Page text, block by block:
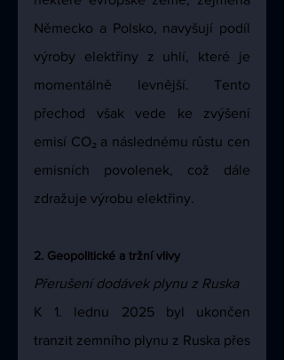
Německo a Polsko, navyšují podíl
výroby elektřiny z uhlí, které je
momentálně levnější. Tento
přechod však vede ke zvýšení
emisí CO₂ a následnému růstu cen
emisních povolenek, což dále
zdražuje výrobu elektřiny.
2. Geopolitické a tržní vlivy
Přerušení dodávek plynu z Ruska
K 1. lednu 2025 byl ukončen
tranzit zemního plynu z Ruska přes